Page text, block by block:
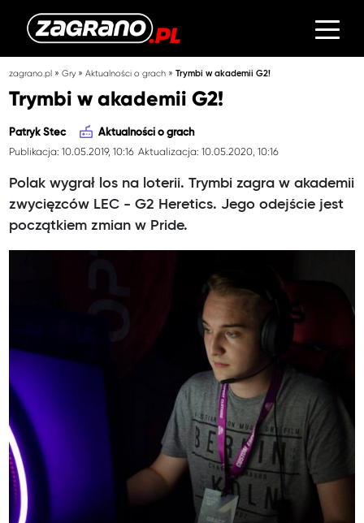
zagrano.pl »Gry»Aktualności o grach »Trymbi w akademii G2!
Trymbi w akademii G2!
Patryk Stec Aktualności o grach
Publikacja: 10.05.2019, 10:16 Aktualizacja: 10.05.2020, 10:16
Polak wygrał los na loterii. Trymbi zagra w akademii
zwycięzców LEC - G2 Heretics. Jego odejście jest
początkiem zmian w Pride.